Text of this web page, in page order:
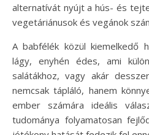
alternatívát nyújt a hús- és
vegetáriánusok és vegánok
A babfélék közül kiemelkedő
lágy, enyhén édes, ami
salátákhoz, vagy akár
nemcsak tápláló, hanem
ember számára ideális
tudománya folyamatosan